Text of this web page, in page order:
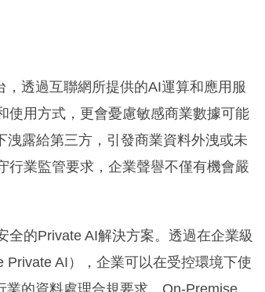
透過互聯網所提供的AI運算和應用服
使用方式，更會憂慮敏感商業數據可能
露給第三方，引發商業資料外洩或未
行業監管要求，企業聲譽不僅有機會嚴
的Private AI解決方案。透過在企業級
AI），企業可以在受控環境下使